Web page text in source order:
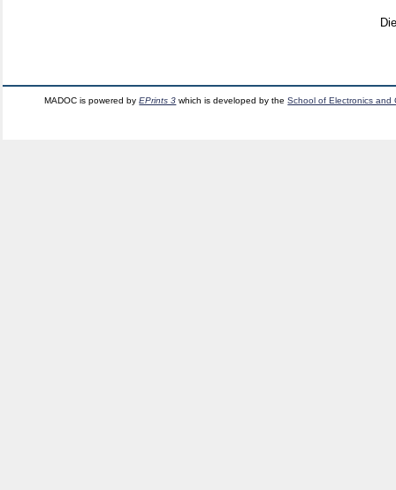
MADOC is powered byEPrints 3 which is developed by theSchool of Electronics and